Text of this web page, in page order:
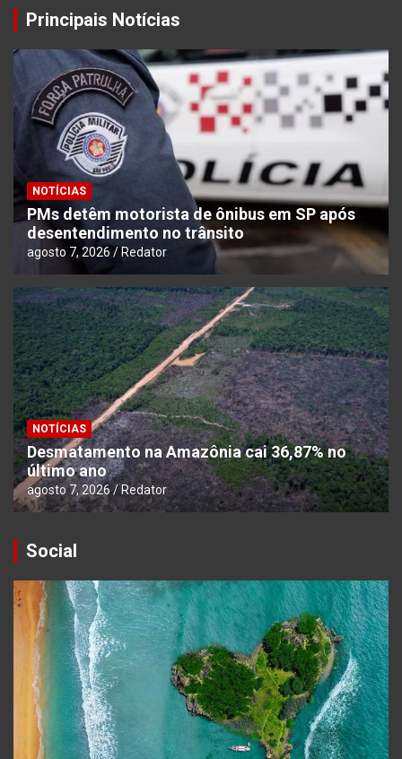
Principais Notícias
NOTÍCIAS
PMs detêm motorista de ônibus em SP após
desentendimento no trânsito
agosto 7, 2026 Redator
NOTÍCIAS
Desmatamento na Amazônia cai 36,87% no
último ano
agosto 7, 2026 Redator
Social